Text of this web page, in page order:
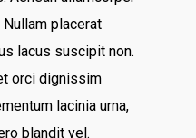
placerat
lacus suscipit non.
orci dignissim
lacinia urna,
blandit vel.